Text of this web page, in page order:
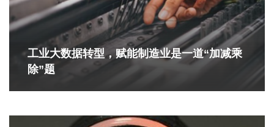
工业大数据转型，赋能制造业是一道“加减乘
除”题